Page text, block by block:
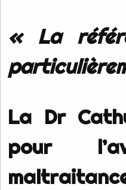
« La
La Dr
pour